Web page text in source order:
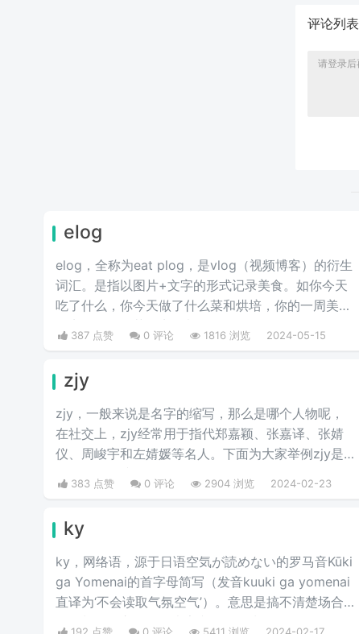
评论列表
elog
elog，全称为eat plog，是vlog（视频博客）的衍生
词汇。是指以图片+文字的形式记录美食。如你今天
吃了什么，你今天做了什么菜和烘培，你的一周美食
盘点，你的奶茶盘点，都值得记录。
387 点赞 0 评论 1816 浏览 2024-05-15
zjy
zjy，一般来说是名字的缩写，那么是哪个人物呢，
在社交上，zjy经常用于指代郑嘉颖、张嘉译、张婧
仪、周峻宇和左婧媛等名人。下面为大家举例zjy是
383 点赞 0 评论 2904 浏览 2024-02-23
ky
ky，网络语，源于日语空気が読めない的罗马音Kūki
ga Yomenai的首字母简写（发音kuuki ga yomenai
直译为‘不会读取气氛空气’）。意思是搞不清楚场合
气氛胡乱发言而扫了大家兴致的行为。
192 点赞 0 评论 5411 浏览 2024-02-17